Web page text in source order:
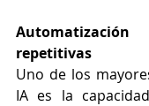
repetitivas
Uno de los
IA es la